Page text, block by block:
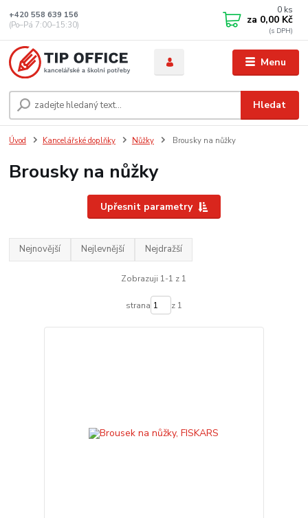
Menu
Hledat
+420 558 639 156
(Po–Pá 7:00–15:30)
0 ks
za 0,00 Kč
Úvod Kancelářské doplňky Nůžky Brousky na nůžky
Brousky na nůžky
Upřesnit parametry
Nejnovější Nejlevnější Nejdražší
Zobrazuji 1-1 z 1
strana z 1